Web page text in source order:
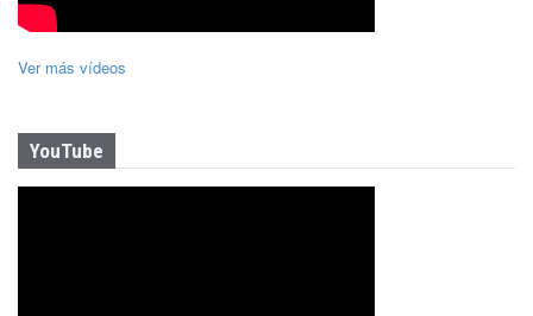
Ver más vídeos
YouTube